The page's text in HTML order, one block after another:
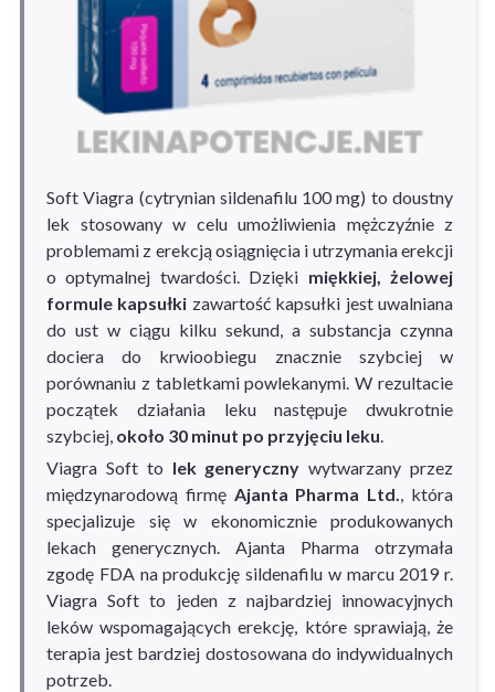
Soft Viagra (cytrynian sildenafilu 100 mg) to doustny
lek stosowany w celu umożliwienia mężczyźnie z
problemami z erekcją osiągnięcia i utrzymania erekcji
o optymalnej twardości. Dzięki miękkiej, żelowej
formule kapsułki zawartość kapsułki jest uwalniana
do ust w ciągu kilku sekund, a substancja czynna
dociera do krwioobiegu znacznie szybciej w
porównaniu z tabletkami powlekanymi. W rezultacie
początek działania leku następuje dwukrotnie
szybciej, około 30 minut po przyjęciu leku.
Viagra Soft to lek generycznywytwarzany przez
międzynarodową firmę Ajanta Pharma Ltd., która
specjalizuje się w ekonomicznie produkowanych
lekach generycznych. Ajanta Pharma otrzymała
zgodę FDA na produkcję sildenafilu w marcu 2019 r.
Viagra Soft to jeden z najbardziej innowacyjnych
leków wspomagających erekcję, które sprawiają, że
terapia jest bardziej dostosowana do indywidualnych
potrzeb.